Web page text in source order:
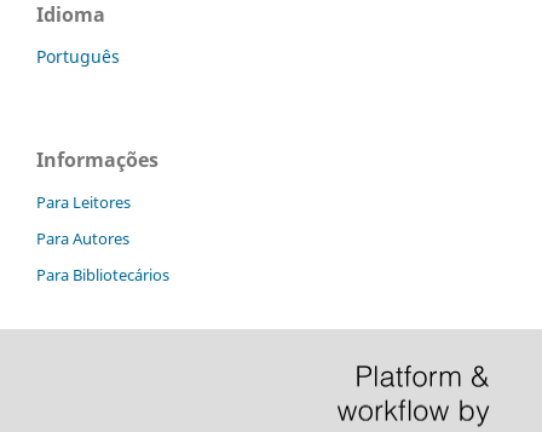
Idioma
Português
Informações
Para Leitores
Para Autores
Para Bibliotecários